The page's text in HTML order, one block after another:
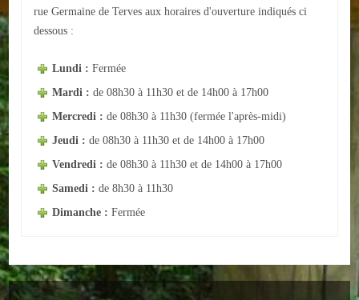
Arrêtes en cours
ECOLES
Ecole privée
Sportives
rue Germaine de Terves aux horaires d'ouverture indiqués ci
dessous :
Lundi :Fermée
Mardi :de 08h30 à 11h30 et de 14h00 à 17h00
Mercredi :de 08h30 à 11h30 (fermée l'après-midi)
Jeudi :de 08h30 à 11h30 et de 14h00 à 17h00
Vendredi :de 08h30 à 11h30 et de 14h00 à 17h00
Samedi :de 8h30 à 11h30
Dimanche :Fermée